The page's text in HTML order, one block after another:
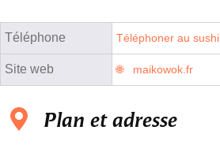
Téléphone Téléphoner au sushi
Site web maikowok.fr
Plan et adresse